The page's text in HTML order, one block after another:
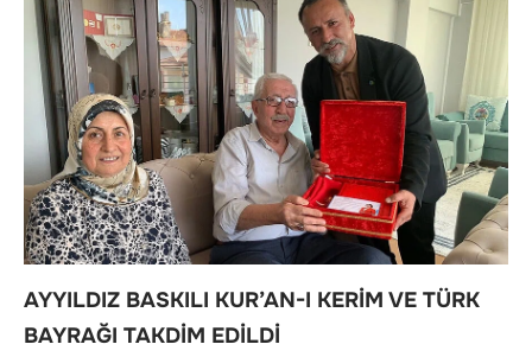
AYYILDIZ BASKILI KUR’AN-I KERİM VE TÜRK
BAYRAĞI TAKDİM EDİLDİ